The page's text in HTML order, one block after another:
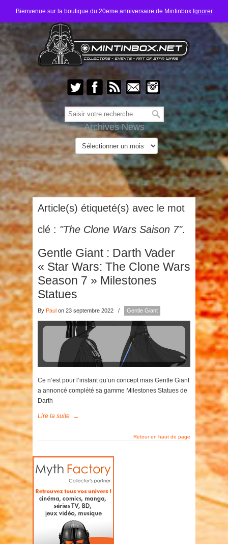
Bienvenue sur la boutique du 20eme anniversaire de Mintinbox Ignorer
Archives News
Article(s) étiqueté(s) avec le mot
clé : "The Clone Wars Saison 7".
Gentle Giant : Darth Vader
« Star Wars: The Clone Wars
Season 7 » Milestones
Statues
By Paul on 23 septembre 2022 / Gentle Giant
Ce n’est pour l’instant qu’un concept mais Gentle Giant
a annoncé complété sa gamme Milestones Statues de
Darth
Lire la suite →
Retour en haut de page